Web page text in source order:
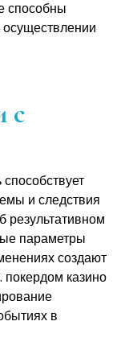
способны
с
и следствия
результативном
параметры
создают
покердом казино
в